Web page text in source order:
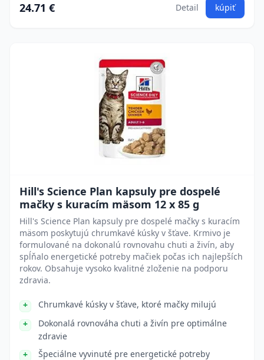
24.71 € Detail kúpiť
Hill's Science Plan kapsuly pre dospelé
mačky s kuracím mäsom 12 x 85 g
Hill's Science Plan kapsuly pre dospelé mačky s kuracím
mäsom poskytujú chrumkavé kúsky v šťave. Krmivo je
formulované na dokonalú rovnovahu chuti a živín, aby
spĺňalo energetické potreby mačiek počas ich najlepších
rokov. Obsahuje vysoko kvalitné zloženie na podporu
zdravia.
Chrumkavé kúsky v šťave, ktoré mačky milujú
Dokonalá rovnováha chuti a živín pre optimálne
zdravie
Špeciálne vyvinuté pre energetické potreby